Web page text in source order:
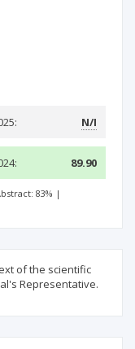
N/I
89.90
83% |
of the scientific
Representative.